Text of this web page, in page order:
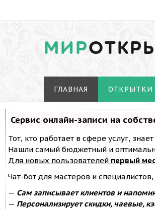
МИР
ГЛАВНАЯ ОТКРЫТКИ
Сервис онлайн-записи на
Тот, кто работает в сфере услуг,
Нашли самый бюджетный и
Для новых пользователей первый
Чат-бот для мастеров и
— Сам записывает клиентов и
— Персонализирует скидки, чаевые,